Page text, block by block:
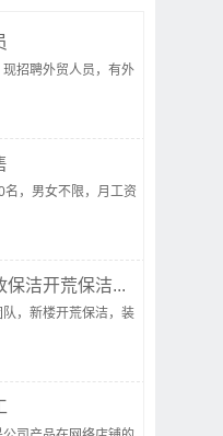
招聘外贸人员，有外
名，男女不限，月工资
保洁开荒保洁...
，新楼开荒保洁，装